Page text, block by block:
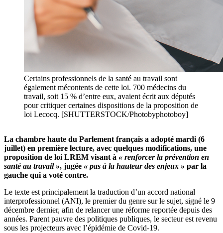
Certains professionnels de la santé au travail sont
également mécontents de cette loi. 700 médecins du
travail, soit 15 % d’entre eux, avaient écrit aux députés
pour critiquer certaines dispositions de la proposition de
loi Lecocq. [SHUTTERSTOCK/Photobyphotoboy]
La chambre haute du Parlement français a adopté mardi (6
juillet) en première lecture, avec quelques modifications, une
proposition de loi LREM visant à « renforcer la prévention en
santé au travail », jugée « pas à la hauteur des enjeux » par la
gauche qui a voté contre.
Le texte est principalement la traduction d’un accord national
interprofessionnel (ANI), le premier du genre sur le sujet, signé le 9
décembre dernier, afin de relancer une réforme reportée depuis des
années. Parent pauvre des politiques publiques, le secteur est revenu
sous les projecteurs avec l’épidémie de Covid-19.